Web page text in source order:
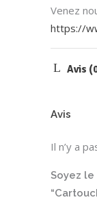
Venez
https://
Avis
Avis
Il n’y a
Soyez